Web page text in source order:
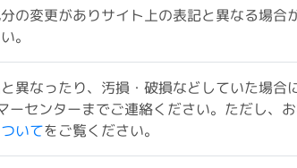
の変更がありサイト上の表記と異なる場合
。
異なったり、汚損・破損などしていた場
ーセンターまでご連絡ください。ただし、
いてをご覧ください。